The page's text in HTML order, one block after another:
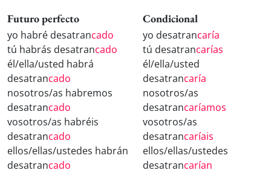
Futuro perfecto
yo habré desatrancado
tú habrás desatrancado
él/ella/usted habrá
desatrancado
nosotros/as habremos
desatrancado
vosotros/as habréis
desatrancado
ellos/ellas/ustedes habrán
desatrancado
Condicional
yo desatrancaría
tú desatrancarías
él/ella/usted
desatrancaría
nosotros/as
desatrancaríamos
vosotros/as
desatrancaríais
ellos/ellas/ustedes
desatrancarían